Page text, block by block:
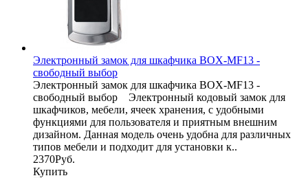
Электронный замок для шкафчика BOX-MF13 -
свободный выбор
Электронный замок для шкафчика BOX-MF13 -
свободный выбор Электронный кодовый замок для
шкафчиков, мебели, ячеек хранения, с удобными
функциями для пользователя и приятным внешним
дизайном. Данная модель очень удобна для различных
типов мебели и подходит для установки к..
2370Руб.
Купить